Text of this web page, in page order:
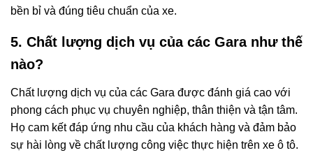
bền bỉ và đúng tiêu chuẩn của xe.
5. Chất lượng dịch vụ của các Gara như thế
nào?
Chất lượng dịch vụ của các Gara được đánh giá cao với
phong cách phục vụ chuyên nghiệp, thân thiện và tận tâm.
Họ cam kết đáp ứng nhu cầu của khách hàng và đảm bảo
sự hài lòng về chất lượng công việc thực hiện trên xe ô tô.